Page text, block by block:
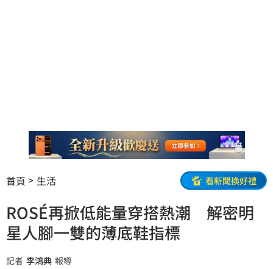
首頁 生活 看新聞換好禮
ROSÉ再掀低能量穿搭熱潮 解密明
星人腳一雙的薄底鞋指標
記者 李鴻典 報導